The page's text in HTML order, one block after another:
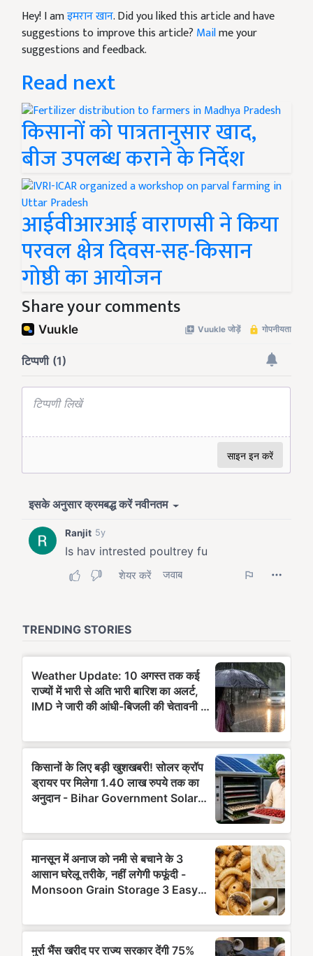
Hey! I amइमरान खान. Did you liked this article and have
suggestions to improve this article? Mailme your
suggestions and feedback.
Read next
किसानों को पात्रतानुसार खाद,
बीज उपलब्ध कराने के निर्देश
आईवीआरआई वाराणसी ने किया
परवल क्षेत्र दिवस-सह-किसान
गोष्ठी का आयोजन
Share your comments